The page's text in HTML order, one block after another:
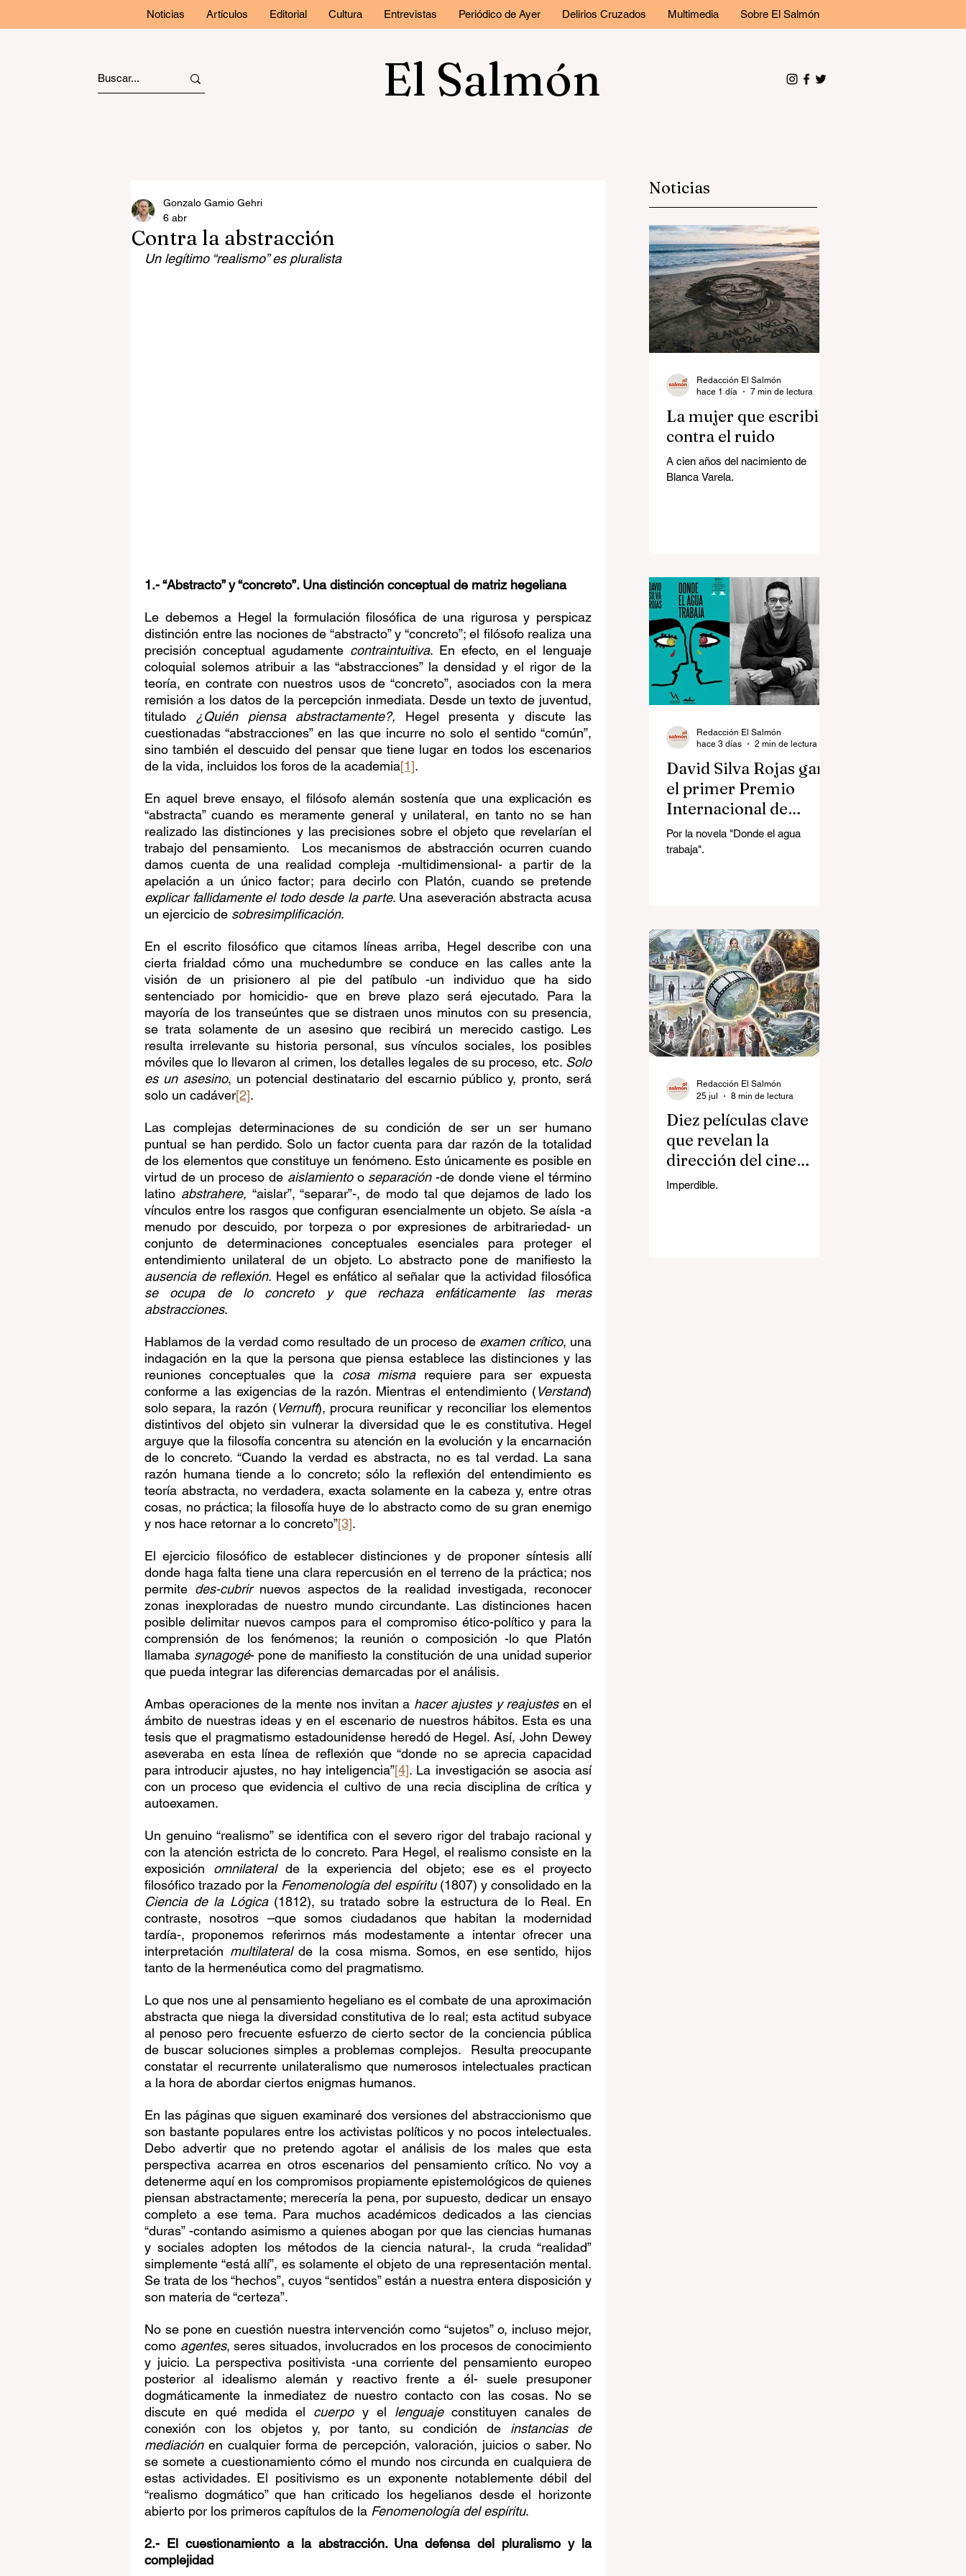
Noticias Artículos Editorial Cultura Entrevistas Periódico de Ayer Delirios Cruzados Multimedia Sobre El Salmón
El Salmón
Contra la abstracción
Gonzalo Gamio Gehri
6 abr
Un legítimo “realismo” es pluralista
1.- “Abstracto” y “concreto”. Una distinción conceptual de matriz hegeliana
Le debemos a Hegel la formulación filosófica de una rigurosa y perspicaz
distinción entre las nociones de “abstracto” y “concreto”; el filósofo realiza una
precisión conceptual agudamente contraintuitiva. En efecto, en el lenguaje
coloquial solemos atribuir a las “abstracciones” la densidad y el rigor de la
teoría, en contrate con nuestros usos de “concreto”, asociados con la mera
remisión a los datos de la percepción inmediata. Desde un texto de juventud,
titulado ¿Quién piensa abstractamente?, Hegel presenta y discute las
cuestionadas “abstracciones” en las que incurre no solo el sentido “común”,
sino también el descuido del pensar que tiene lugar en todos los escenarios
de la vida, incluidos los foros de la academia[1].
En aquel breve ensayo, el filósofo alemán sostenía que una explicación es
“abstracta” cuando es meramente general y unilateral, en tanto no se han
realizado las distinciones y las precisiones sobre el objeto que revelarían el
trabajo del pensamiento.  Los mecanismos de abstracción ocurren cuando
damos cuenta de una realidad compleja -multidimensional- a partir de la
explicar fallidamente el todo desde la parte. Una aseveración abstracta acusa
un ejercicio de sobresimplificación.
En el escrito filosófico que citamos líneas arriba, Hegel describe con una
cierta frialdad cómo una muchedumbre se conduce en las calles ante la
visión de un prisionero al pie del patíbulo -un individuo que ha sido
sentenciado por homicidio- que en breve plazo será ejecutado. Para la
mayoría de los transeúntes que se distraen unos minutos con su presencia,
se trata solamente de un asesino que recibirá un merecido castigo. Les
resulta irrelevante su historia personal, sus vínculos sociales, los posibles
móviles que lo llevaron al crimen, los detalles legales de su proceso, etc. Solo
es un asesino, un potencial destinatario del escarnio público y, pronto, será
solo un cadáver[2].
Las complejas determinaciones de su condición de ser un ser humano
puntual se han perdido. Solo un factor cuenta para dar razón de la totalidad
de los elementos que constituye un fenómeno. Esto únicamente es posible en
virtud de un proceso de aislamiento o separación -de donde viene el término
latino abstrahere, “aislar”, “separar”-, de modo tal que dejamos de lado los
vínculos entre los rasgos que configuran esencialmente un objeto. Se aísla -a
menudo por descuido, por torpeza o por expresiones de arbitrariedad- un
conjunto de determinaciones conceptuales esenciales para proteger el
ausencia de reflexión
se ocupa de lo concreto y que rechaza enfáticamente las meras
abstracciones.
Hablamos de la verdad como resultado de un proceso de examen crítico, una
indagación en la que la persona que piensa establece las distinciones y las
reuniones conceptuales que la cosa misma requiere para ser expuesta
conforme a las exigencias de la razón. Mientras el entendimiento (Verstand)
solo separa, la razón (Vernuft), procura reunificar y reconciliar los elementos
distintivos del objeto sin vulnerar la diversidad que le es constitutiva. Hegel
arguye que la filosofía concentra su atención en la evolución y la encarnación
de lo concreto. “Cuando la verdad es abstracta, no es tal verdad. La sana
razón humana tiende a lo concreto; sólo la reflexión del entendimiento es
teoría abstracta, no verdadera, exacta solamente en la cabeza y, entre otras
cosas, no práctica; la filosofía huye de lo abstracto como de su gran enemigo
y nos hace retornar a lo concreto”[3].
El ejercicio filosófico de establecer distinciones y de proponer síntesis allí
donde haga falta tiene una clara repercusión en el terreno de la práctica; nos
permite des-cubrir nuevos aspectos de la realidad investigada, reconocer
zonas inexploradas de nuestro mundo circundante. Las distinciones hacen
posible delimitar nuevos campos para el compromiso ético-político y para la
comprensión de los fenómenos; la reunión o composición -lo que Platón
llamaba synagogé- pone de manifiesto la constitución de una unidad superior
que pueda integrar las diferencias demarcadas por el análisis.
Ambas operaciones de la mente nos invitan a hacer ajustes y reajustes en el
ámbito de nuestras ideas y en el escenario de nuestros hábitos. Esta es una
tesis que el pragmatismo estadounidense heredó de Hegel. Así, John Dewey
aseveraba en esta línea de reflexión que “donde no se aprecia capacidad
para introducir ajustes, no hay inteligencia”[4]. La investigación se asocia así
con un proceso que evidencia el cultivo de una recia disciplina de crítica y
autoexamen.
Un genuino “realismo” se identifica con el severo rigor del trabajo racional y
con la atención estricta de lo concreto. Para Hegel, el realismo consiste en la
exposición omnilateral de la experiencia del objeto; ese es el proyecto
filosófico trazado por la Fenomenología del espíritu
Ciencia de la Lógica (1812), su tratado sobre la estructura de lo Real. En
contraste, nosotros –que somos ciudadanos que habitan la modernidad
tardía-, proponemos referirnos más modestamente a intentar ofrecer una
interpretación multilateral de la cosa misma. Somos, en ese sentido, hijos
tanto de la hermenéutica como del pragmatismo.
Lo que nos une al pensamiento hegeliano es el combate de una aproximación
abstracta que niega la diversidad constitutiva de lo real; esta actitud subyace
al penoso pero frecuente esfuerzo de cierto sector de la conciencia pública
de buscar soluciones simples a problemas complejos.  Resulta preocupante
constatar el recurrente unilateralismo que numerosos intelectuales practican
a la hora de abordar ciertos enigmas humanos.
En las páginas que siguen examinaré dos versiones del abstraccionismo que
son bastante populares entre los activistas políticos y no pocos intelectuales.
Debo advertir que no pretendo agotar el análisis de los males que esta
perspectiva acarrea en otros escenarios del pensamiento crítico. No voy a
detenerme aquí en los compromisos propiamente epistemológicos de quienes
piensan abstractamente; merecería la pena, por supuesto, dedicar un ensayo
completo a ese tema. Para muchos académicos dedicados a las ciencias
“duras” -contando asimismo a quienes abogan por que las ciencias humanas
y sociales adopten los métodos de la ciencia natural-, la cruda “realidad”
simplemente “está allí”, es solamente el objeto de una representación mental.
Se trata de los “hechos”, cuyos “sentidos” están a nuestra entera disposición y
son materia de “certeza”.
No se pone en cuestión nuestra intervención como “sujetos” o, incluso mejor,
como agentes, seres situados, involucrados en los procesos de conocimiento
y juicio. La perspectiva positivista -una corriente del pensamiento europeo
posterior al idealismo alemán y reactivo frente a él- suele presuponer
dogmáticamente la inmediatez de nuestro contacto con las cosas. No se
discute en qué medida el cuerpo y el lenguaje constituyen canales de
conexión con los objetos y, por tanto, su condición de instancias de
mediación en cualquier forma de percepción, valoración, juicios o saber. No
se somete a cuestionamiento cómo el mundo nos circunda en cualquiera de
estas actividades. El positivismo es un exponente notablemente débil del
“realismo dogmático” que han criticado los hegelianos desde el horizonte
abierto por los primeros capítulos de la Fenomenología del espíritu.
2.- El cuestionamiento a la abstracción. Una defensa del pluralismo y la
complejidad
Noticias
La mujer que escribió
contra el ruido
A cien años del nacimiento de
Blanca Varela.
Redacción El Salmón
hace 1 día
7 min de lectura
David Silva Rojas ganó
el primer Premio
Internacional de
Novela Breve Almadía
Ventosa-Arrufat
Por la novela "Donde el agua
trabaja".
Redacción El Salmón
hace 3 días
2 min de lectura
Diez películas clave
que revelan la
dirección del cine
contemporáneo
Imperdible.
Redacción El Salmón
25 jul
8 min de lectura